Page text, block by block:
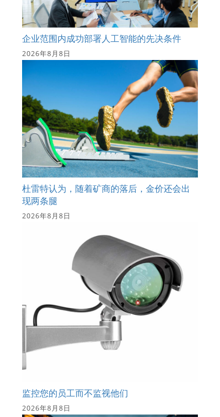
企业范围内成功部署人工智能的先决条件
2026年8月8日
杜雷特认为，随着矿商的落后，金价还会出
现两条腿
2026年8月8日
监控您的员工而不监视他们
2026年8月8日